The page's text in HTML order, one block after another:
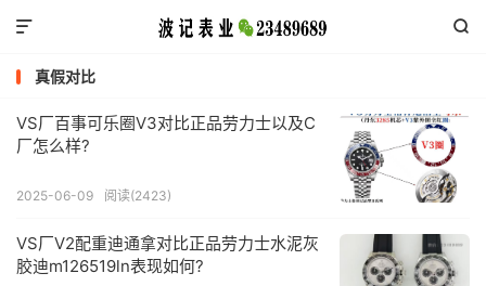


真假对比
VS厂百事可乐圈V3对比正品劳力士以及C
厂怎么样?
2025-06-09 阅读(2423)
VS厂V2配重迪通拿对比正品劳力士水泥灰
胶迪m126519ln表现如何?